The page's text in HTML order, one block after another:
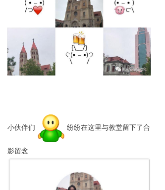
小伙伴们 纷纷在这里与教堂留下了合
影留念